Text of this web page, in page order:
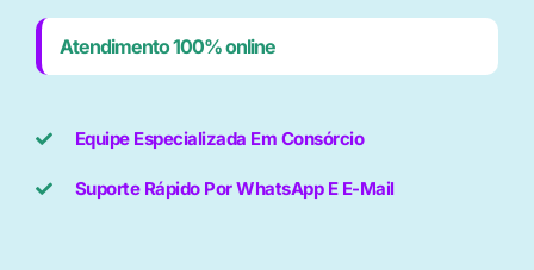
Atendimento 100% online
Equipe Especializada Em Consórcio
Suporte Rápido Por WhatsApp E E-Mail